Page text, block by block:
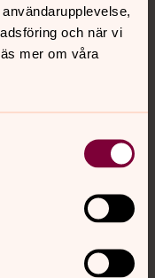
och när vi
mer om våra